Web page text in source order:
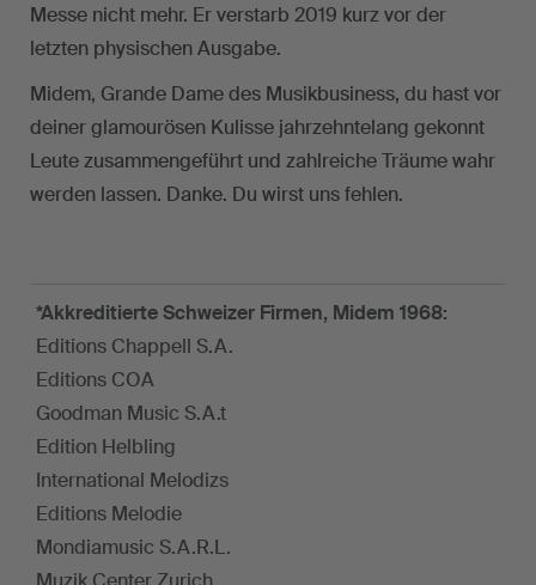
Messe nicht mehr. Er verstarb 2019 kurz vor der
letzten physischen Ausgabe.
Midem, Grande Dame des Musikbusiness, du hast vor
deiner glamourösen Kulisse jahrzehntelang gekonnt
Leute zusammengeführt und zahlreiche Träume wahr
werden lassen. Danke. Du wirst uns fehlen.
*Akkreditierte Schweizer Firmen, Midem 1968:
Editions Chappell S.A.
Editions COA
Goodman Music S.A.t
Edition Helbling
International Melodizs
Editions Melodie
Mondiamusic S.A.R.L.